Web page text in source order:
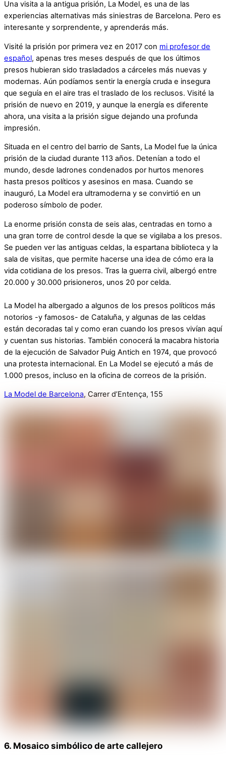
Una visita a la antigua prisión, La Model, es una de las
experiencias alternativas más siniestras de Barcelona. Pero es
interesante y sorprendente, y aprenderás más.
Visité la prisión por primera vez en 2017 con mi profesor de
español, apenas tres meses después de que los últimos
presos hubieran sido trasladados a cárceles más nuevas y
modernas. Aún podíamos sentir la energía cruda e insegura
que seguía en el aire tras el traslado de los reclusos. Visité la
prisión de nuevo en 2019, y aunque la energía es diferente
ahora, una visita a la prisión sigue dejando una profunda
impresión.
Situada en el centro del barrio de Sants, La Model fue la única
prisión de la ciudad durante 113 años. Detenían a todo el
mundo, desde ladrones condenados por hurtos menores
hasta presos políticos y asesinos en masa. Cuando se
inauguró, La Model era ultramoderna y se convirtió en un
poderoso símbolo de poder.
La enorme prisión consta de seis alas, centradas en torno a
una gran torre de control desde la que se vigilaba a los presos.
Se pueden ver las antiguas celdas, la espartana biblioteca y la
sala de visitas, que permite hacerse una idea de cómo era la
vida cotidiana de los presos. Tras la guerra civil, albergó entre
20.000 y 30.000 prisioneros, unos 20 por celda.
La Model ha albergado a algunos de los presos políticos más
notorios -y famosos- de Cataluña, y algunas de las celdas
están decoradas tal y como eran cuando los presos vivían aquí
y cuentan sus historias. También conocerá la macabra historia
de la ejecución de Salvador Puig Antich en 1974, que provocó
una protesta internacional. En La Model se ejecutó a más de
1.000 presos, incluso en la oficina de correos de la prisión.
La Model de Barcelona, Carrer d’Entença, 155
6. Mosaico simbólico de arte callejero